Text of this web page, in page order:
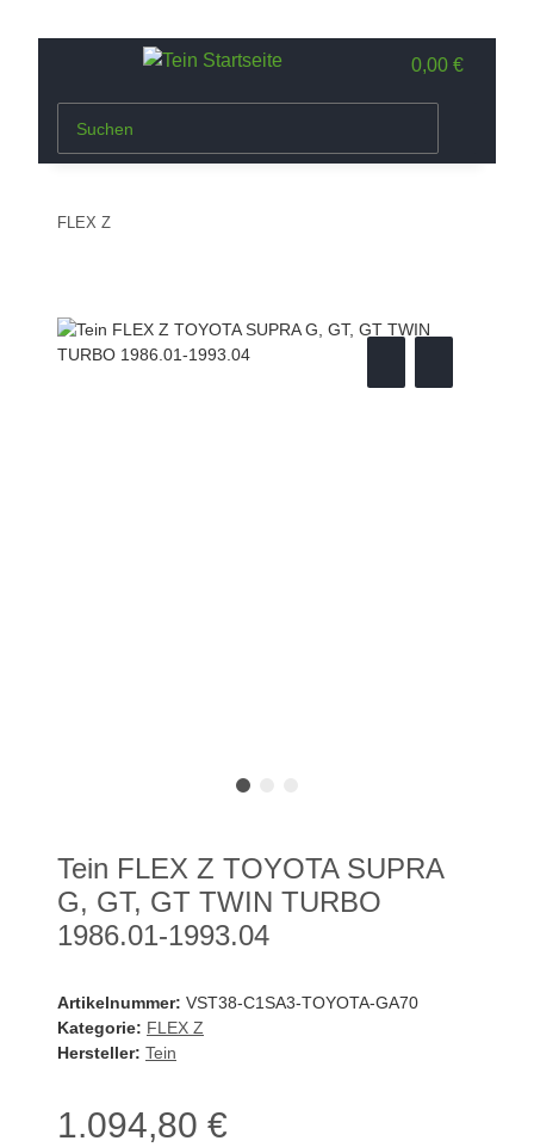
0,00 €
FLEX Z
Tein FLEX Z TOYOTA SUPRA
G, GT, GT TWIN TURBO
1986.01-1993.04
Artikelnummer: VST38-C1SA3-TOYOTA-GA70
Kategorie: FLEX Z
Hersteller: Tein
1.094,80 €